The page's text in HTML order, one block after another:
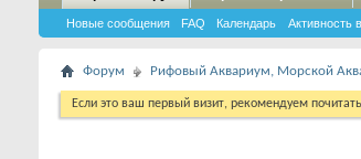
Новые сообщения FAQ Календарь Активность
Форум Рифовый Аквариум, Морской
Если это ваш первый визит, рекомендуем почитать